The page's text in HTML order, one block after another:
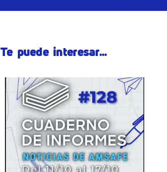
Te puede interesar...